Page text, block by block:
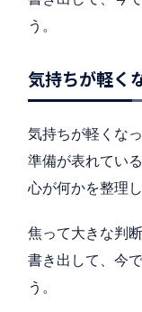
う。
気持ちが軽く
気持ちが軽くな
準備が表れてい
心が何かを整理
焦って大きな判
書き出して、今
う。